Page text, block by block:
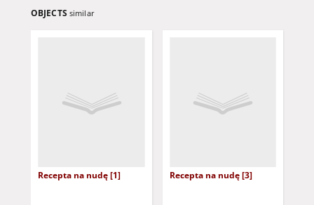
OBJECTS similar
Recepta na nudę [1] Recepta na nudę [3]